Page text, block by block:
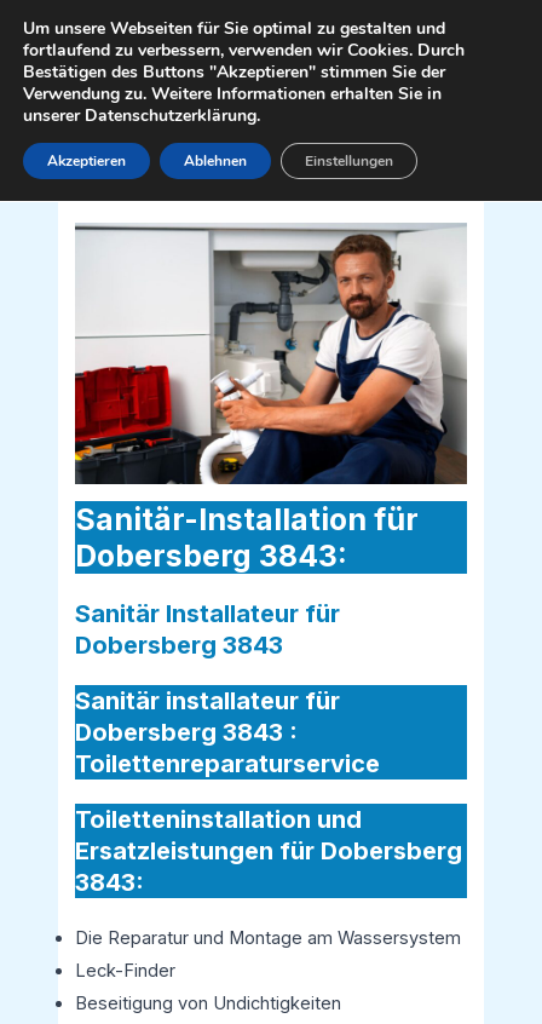
Inhalt
springen
Sanitär Installateur für Dobersberg
Sanitär-Installation für
Dobersberg 3843:
Sanitär Installateur für
Dobersberg 3843
Sanitär installateur für
Dobersberg 3843 :
Toilettenreparaturservice
Toiletteninstallation und
Ersatzleistungen für Dobersberg
3843:
Die Reparatur und Montage am Wassersystem
Leck-Finder
Beseitigung von Undichtigkeiten
Um unsere Webseiten für Sie optimal zu gestalten und
fortlaufend zu verbessern, verwenden wir Cookies. Durch
Bestätigen des Buttons "Akzeptieren" stimmen Sie der
Verwendung zu. Weitere Informationen erhalten Sie in
unserer Datenschutzerklärung.
Akzeptieren Ablehnen Einstellungen